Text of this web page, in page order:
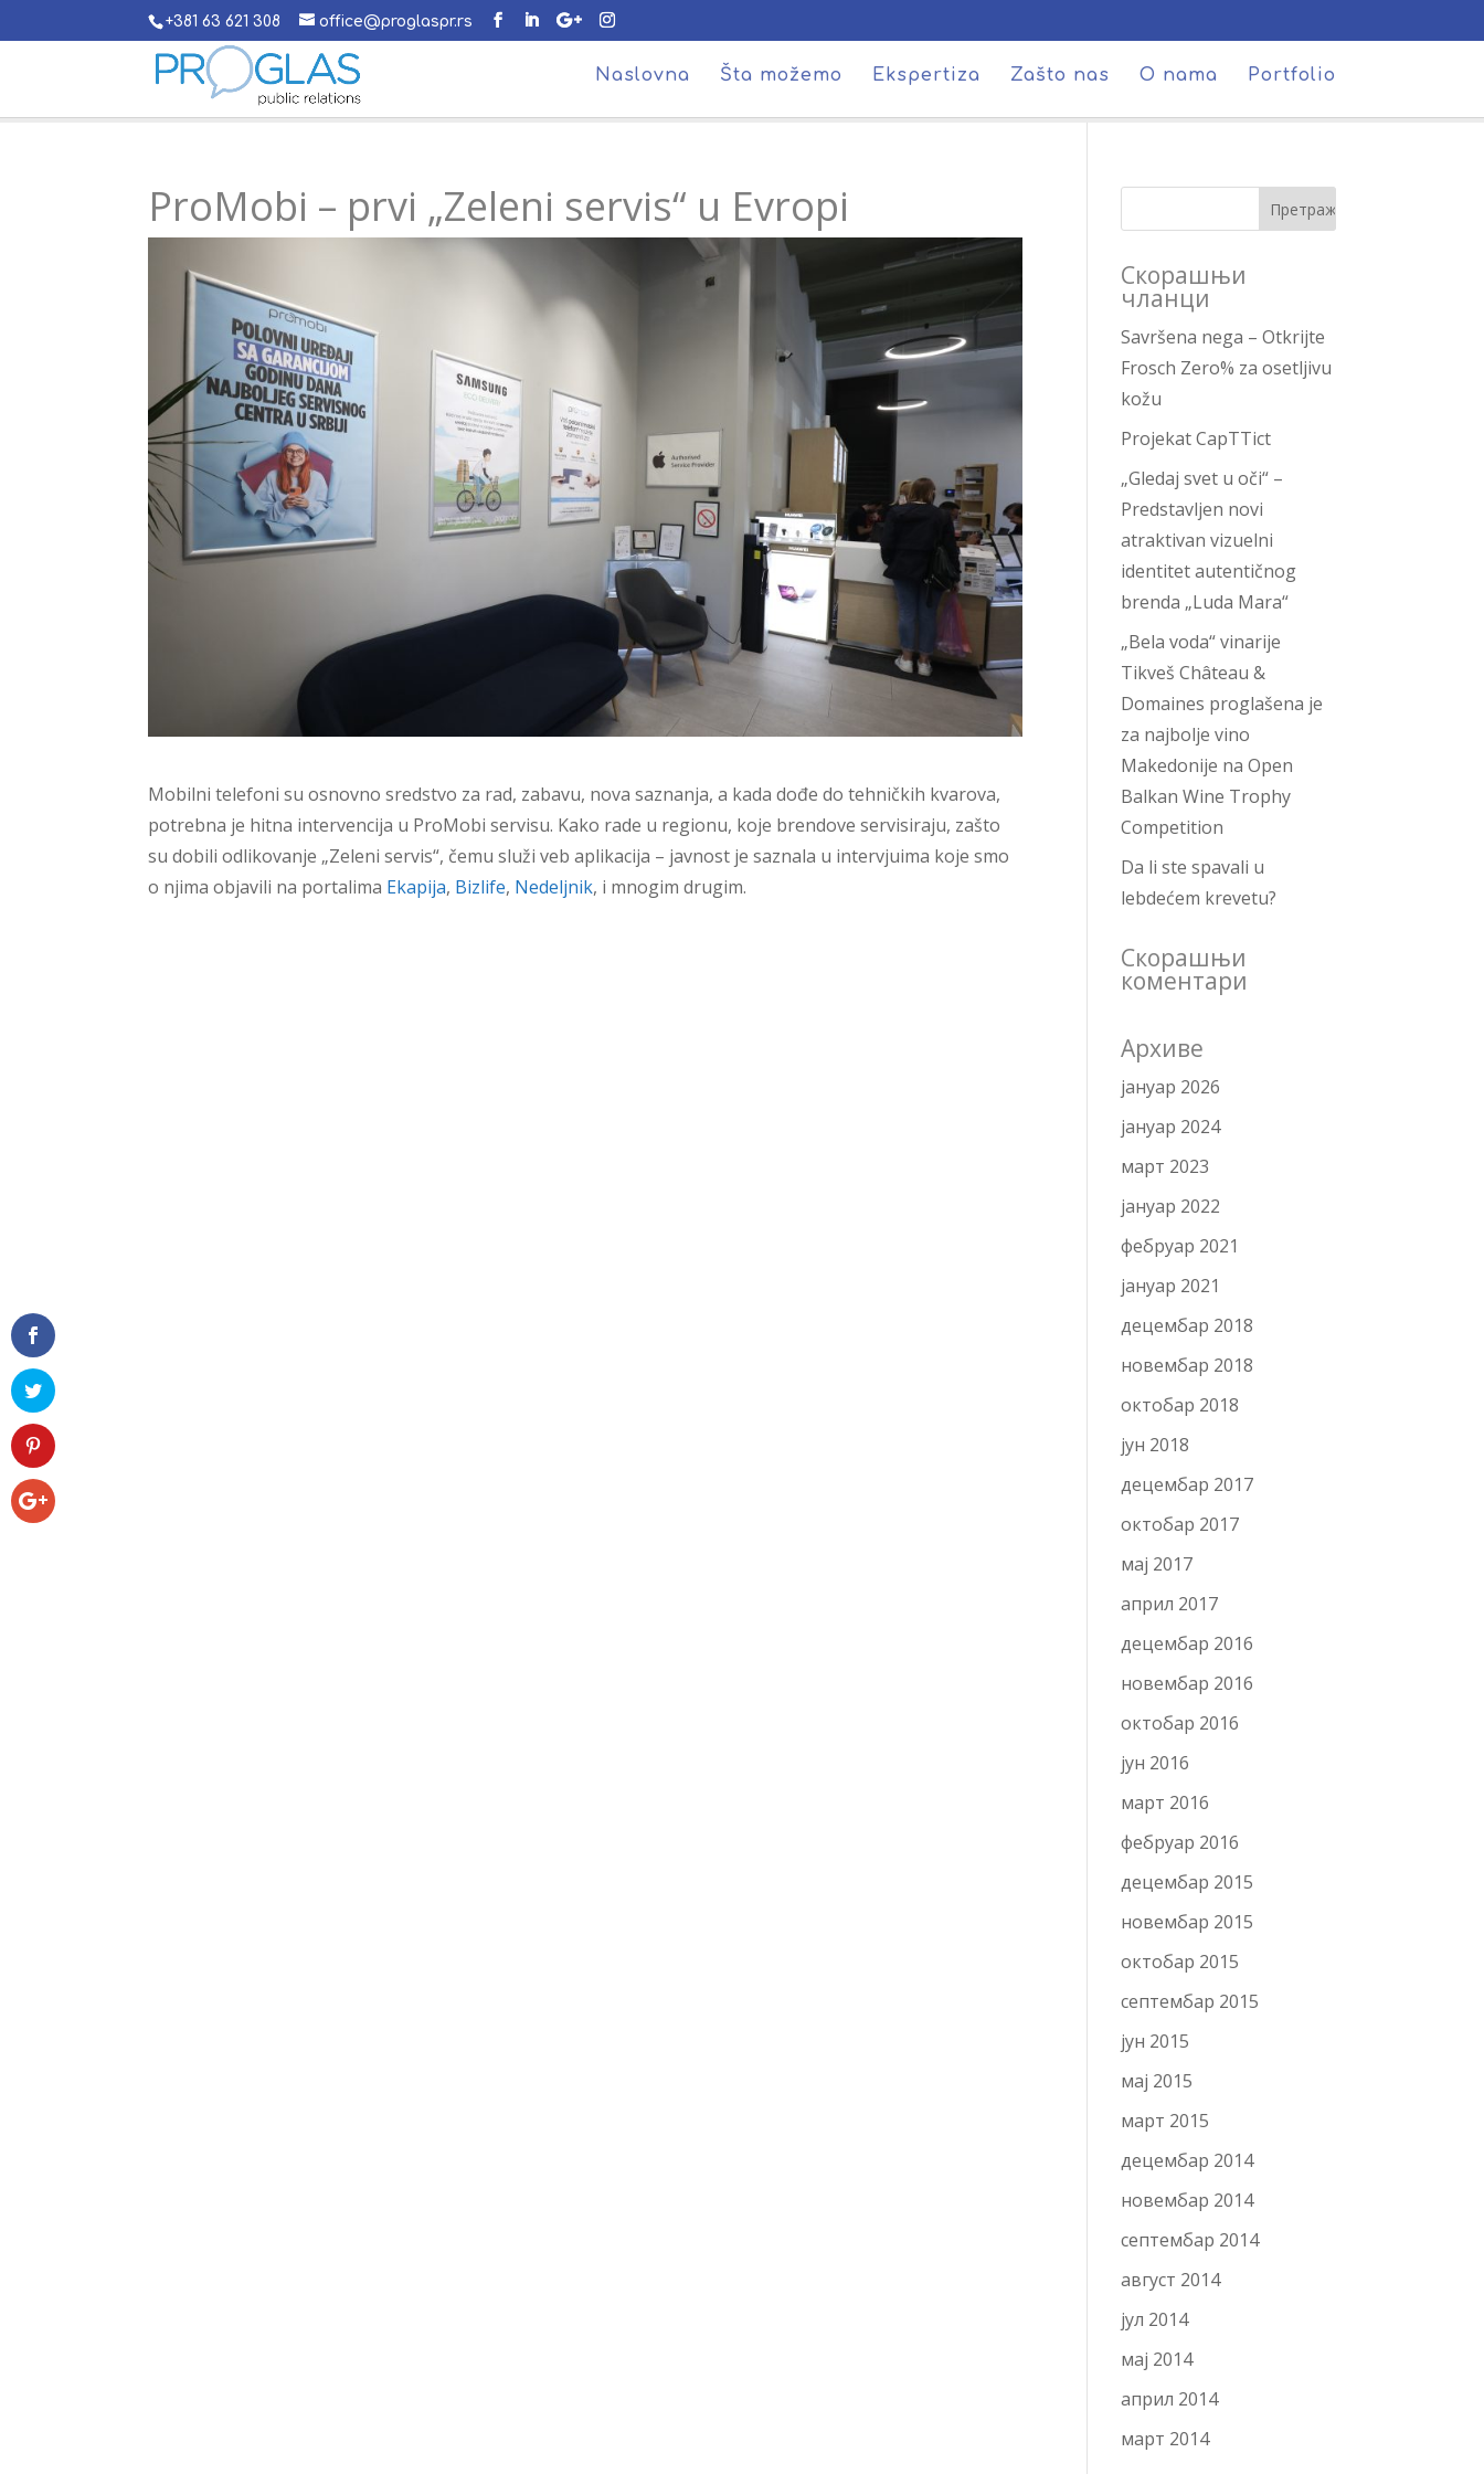
+381 63 621 308 office@proglaspr.rs
Naslovna Šta možemo Ekspertiza Zašto nas O nama Portfolio
ProMobi – prvi „Zeleni servis“ u Evropi
Mobilni telefoni su osnovno sredstvo za rad, zabavu, nova saznanja, a kada dođe do tehničkih kvarova,
potrebna je hitna intervencija u ProMobi servisu. Kako rade u regionu, koje brendove servisiraju, zašto
su dobili odlikovanje „Zeleni servis“, čemu služi veb aplikacija – javnost je saznala u intervjuima koje smo
o njima objavili na portalima Ekapija, Bizlife, Nedeljnik, i mnogim drugim.
Скорашњи
чланци
Savršena nega – Otkrijte
Frosch Zero% za osetljivu
kožu
Projekat CapTTict
„Gledaj svet u oči“ –
Predstavljen novi
atraktivan vizuelni
identitet autentičnog
brenda „Luda Mara“
„Bela voda“ vinarije
Tikveš Château &
Domaines proglašena je
za najbolje vino
Makedonije na Open
Balkan Wine Trophy
Competition
Da li ste spavali u
lebdećem krevetu?
Скорашњи
коментари
Архиве
јануар 2026
јануар 2024
март 2023
јануар 2022
фебруар 2021
јануар 2021
децембар 2018
новембар 2018
октобар 2018
јун 2018
децембар 2017
октобар 2017
мај 2017
април 2017
децембар 2016
новембар 2016
октобар 2016
јун 2016
март 2016
фебруар 2016
децембар 2015
новембар 2015
октобар 2015
септембар 2015
јун 2015
мај 2015
март 2015
децембар 2014
новембар 2014
септембар 2014
август 2014
јул 2014
мај 2014
април 2014
март 2014